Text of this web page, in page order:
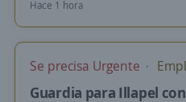
Hace 1 hora
Se precisa Urgente
Guardia para Illapel